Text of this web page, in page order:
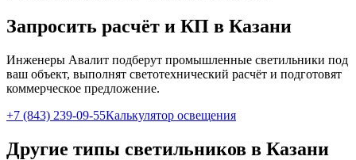
Запросить расчёт и КП в Казани
Инженеры Авалит подберут промышленные светильники под
ваш объект, выполнят светотехнический расчёт и подготовят
коммерческое предложение.
+7 (843) 239-09-55Калькулятор освещения
Другие типы светильников в Казани